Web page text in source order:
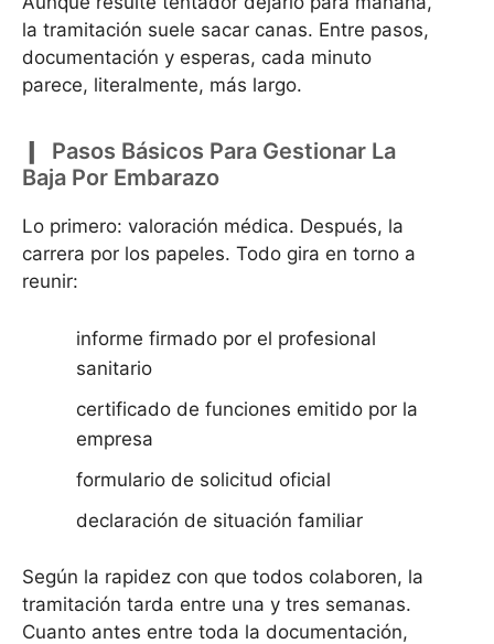
la tramitación suele sacar canas. Entre pasos,
documentación y esperas, cada minuto
parece, literalmente, más largo.
Pasos Básicos Para Gestionar La
Baja Por Embarazo
Lo primero: valoración médica. Después, la
carrera por los papeles. Todo gira en torno a
reunir:
informe firmado por el profesional
sanitario
certificado de funciones emitido por la
empresa
formulario de solicitud oficial
declaración de situación familiar
Según la rapidez con que todos colaboren, la
tramitación tarda entre una y tres semanas.
Cuanto antes entre toda la documentación,